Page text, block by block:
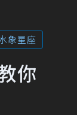
象星座
你